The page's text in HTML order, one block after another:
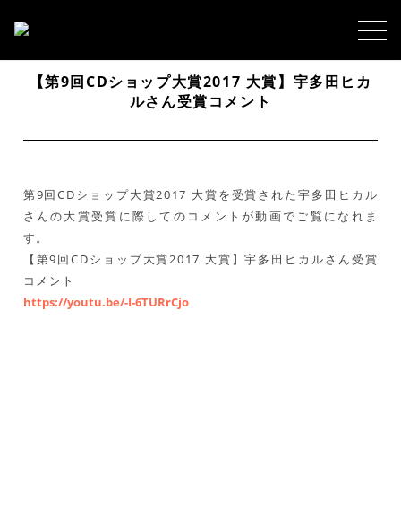
【第9回CDショップ大賞2017 大賞】宇多田ヒカ
ルさん受賞コメント
第9回CDショップ大賞2017 大賞を受賞された宇多田ヒカル
さんの大賞受賞に際してのコメントが動画でご覧になれま
す。
【第9回CDショップ大賞2017 大賞】宇多田ヒカルさん受賞
コメント
https://youtu.be/-I-6TURrCjo